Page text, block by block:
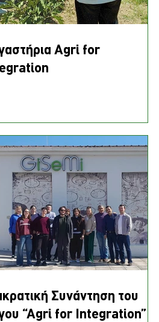
Agri for
Συνάντηση του
“Agri for Integration”